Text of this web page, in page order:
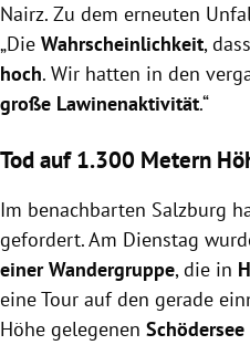
Nairz. Zu dem erneuten
„Die Wahrscheinlichkeit,
hoch. Wir hatten in den
große Lawinenaktivität.“
Tod auf 1.300 Metern
Im benachbarten Salzburg
gefordert. Am Dienstag
einer Wandergruppe, die in
eine Tour auf den gerade
Höhe gelegenen Schödersee